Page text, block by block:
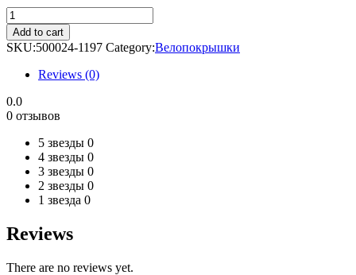
Покрышка
24"x2.10
P1197
"WANDA"
quantity
Add to cart
SKU:500024-1197 Category:Велопокрышки
Reviews (0)
0.0
0 отзывов
5 звезды 0
4 звезды 0
3 звезды 0
2 звезды 0
1 звезда 0
Reviews
There are no reviews yet.